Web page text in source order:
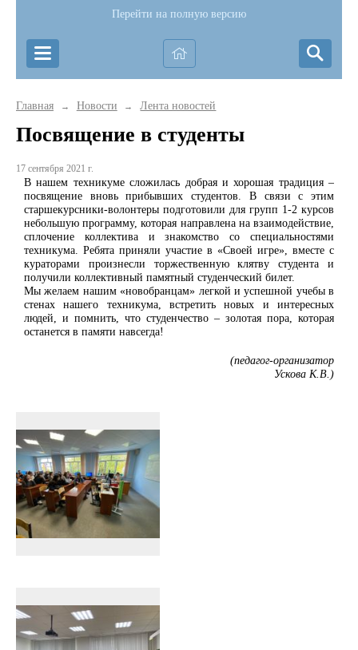
Перейти на полную версию
Главная → Новости → Лента новостей
Посвящение в студенты
17 сентября 2021 г.
В нашем техникуме сложилась добрая и хорошая традиция –
посвящение вновь прибывших студентов. В связи с этим
старшекурсники-волонтеры подготовили для групп 1-2 курсов
небольшую программу, которая направлена на взаимодействие,
сплочение коллектива и знакомство со специальностями
техникума. Ребята приняли участие в «Своей игре», вместе с
кураторами произнесли торжественную клятву студента и
получили коллективный памятный студенческий билет.
Мы желаем нашим «новобранцам» легкой и успешной учебы в
стенах нашего техникума, встретить новых и интересных
людей, и помнить, что студенчество – золотая пора, которая
останется в памяти навсегда!
(педагог-организатор
Ускова К.В.)